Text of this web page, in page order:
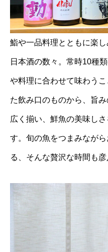
鮨や一品料理とともに楽
日本酒の数々。常時10種
や料理に合わせて味わう
た飲み口のものから、旨
広く揃い、鮮魚の美味し
す。旬の魚をつまみなが
る、そんな贅沢な時間も